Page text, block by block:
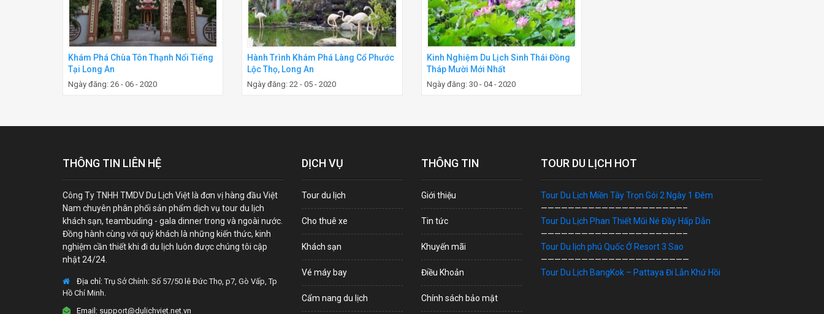
Khám Phá Chùa Tôn Thạnh Nổi Tiếng
Tại Long An
Ngày đăng: 26 - 06 - 2020
Hành Trình Khám Phá Làng Cổ Phước
Lộc Thọ, Long An
Ngày đăng: 22 - 05 - 2020
Kinh Nghiệm Du Lịch Sinh Thái Đồng
Tháp Mười Mới Nhất
Ngày đăng: 30 - 04 - 2020
THÔNG TIN LIÊN HỆ
Công Ty TNHH TMDV Du Lịch Việt là đơn vị hàng đầu Việt
Nam chuyên phân phối sản phẩm dịch vụ tour du lịch
khách sạn, teambuding - gala dinner trong và ngoài nước.
Đồng hành cùng với quý khách là những kiến thức, kinh
nghiệm cần thiết khi đi du lịch luôn được chúng tôi cập
nhật 24/24.
Địa chỉ:Trụ Sở Chính: Số 57/50 lê Đức Thọ, p7, Gò Vấp, Tp
Hồ Chí Minh.
Email: support@dulichviet.net.vn
DỊCH VỤ
Tour du lịch
Cho thuê xe
Khách sạn
Vé máy bay
Cẩm nang du lịch
THÔNG TIN
Giới thiệu
Tin tức
Khuyến mãi
Điều Khoản
Chính sách bảo mật
TOUR DU LỊCH HOT
Tour Du Lịch Miền Tây Trọn Gói 2 Ngày 1 Đêm
—————————————————————–
Tour Du Lịch Phan Thiết Mũi Né Đầy Hấp Dẫn
—————————————————————–
Tour Du lịch phú Quốc Ở Resort 3 Sao
——————————————————————
Tour Du Lịch BangKok – Pattaya Đi Lẫn Khứ Hồi